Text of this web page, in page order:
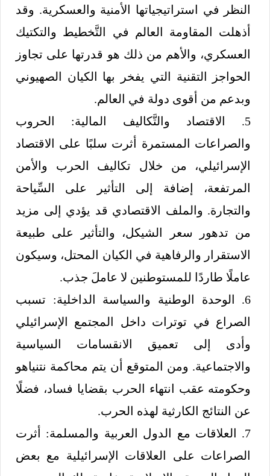
النظر في استراتيجياتها الأمنية والعسكرية. وقد
أذهلت المقاومة العالم في التَّخطيط والتكتيك
العسكري، والأهم من ذلك هو قدرتها على تجاوز
الحواجز التقنية التي يفخر بها الكيان الصهيوني
وبدعم من أقوى دولة في العالم.
5. الاقتصاد والتَّكاليف المالية: الحروب
والصراعات المستمرة أثرت سلبًا على الاقتصاد
الإسرائيلي، من خلال تكاليف الحرب والأمن
المرتفعة، إضافة إلى التأثير على السِّياحة
والتجارة. والملف الاقتصادي قد يؤدي إلى مزيد
من تدهور سعر الشيكل، والتأثير على طبيعة
الاستقرار والرفاهية في الكيان المحتل، وسيكون
عاملًا طاردًا للمستوطنين لا عاملَ جذب.
6. الوحدة الوطنية والسياسة الداخلية: تسبب
الصراع في توترات داخل المجتمع الإسرائيلي
وأدى إلى تعميق الانقسامات السياسية
والاجتماعية. ومن المتوقع أن يتم محاكمة نتنياهو
وحكومته عقب انتهاء الحرب بقضايا فساد، فضلًا
عن النتائج الكارثية لهذه الحرب.
7. العلاقات مع الدول العربية والمسلمة: أثرت
الصراعات على العلاقات الإسرائيلية مع بعض